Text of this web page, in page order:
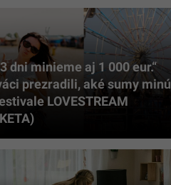
dni minieme aj 1 000 eur.“
prezradili, aké sumy minú
LOVESTREAM